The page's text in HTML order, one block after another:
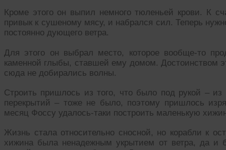
Кроме этого он выпил немного тюленьей крови. К
привык к сушеному мясу, и набрался сил. Теперь
постоянно дующего ветра.
Для этого он выбрал место, которое вообще-то
каменной глыбы, ставшей ему домом. Достоинством
сюда не добирались волны.
Строить пришлось из того, что было под рукой –
перекрытий – тоже не было, поэтому пришлось
месяц Фоссу удалось-таки построить маленькую
Жизнь стала относительно сносной, но корабли к
хижина была ненадежным укрытием от ветра, да и